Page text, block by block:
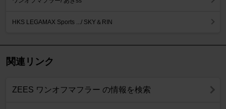
HKS LEGAMAX Sports .../ SKY＆RIN
関連リンク
ZEES ワンオフマフラー の情報を検索